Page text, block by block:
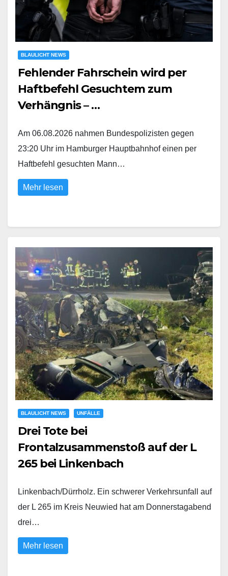
BLAULICHT NEWS
Fehlender Fahrschein wird per
Haftbefehl Gesuchtem zum
Verhängnis – …
Am 06.08.2026 nahmen Bundespolizisten gegen
23:20 Uhr im Hamburger Hauptbahnhof einen per
Haftbefehl gesuchten Mann…
Mehr lesen
BLAULICHT NEWS UNFÄLLE
Drei Tote bei
Frontalzusammenstoß auf der L
265 bei Linkenbach
Linkenbach/Dürrholz. Ein schwerer Verkehrsunfall auf
der L 265 im Kreis Neuwied hat am Donnerstagabend
drei…
Mehr lesen